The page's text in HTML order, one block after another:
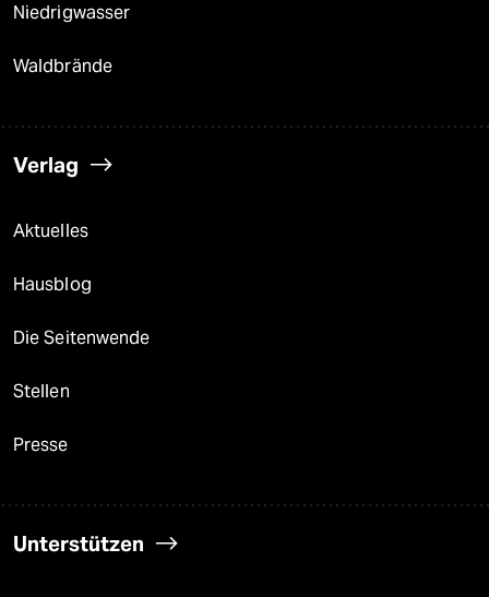
Niedrigwasser
Waldbrände
Verlag
Aktuelles
Hausblog
Die Seitenwende
Stellen
Presse
Unterstützen